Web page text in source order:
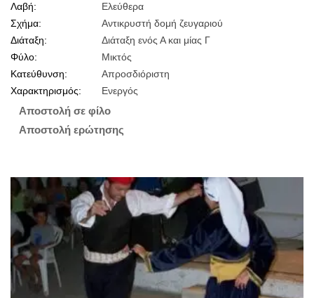
Λαβή:
Ελεύθερα
Σχήμα:
Αντικρυστή δομή ζευγαριού
Διάταξη:
Διάταξη ενός Α και μίας Γ
Φύλο:
Μικτός
Κατεύθυνση:
Απροσδιόριστη
Χαρακτηρισμός:
Ενεργός
Αποστολή σε φίλο
Αποστολή ερώτησης